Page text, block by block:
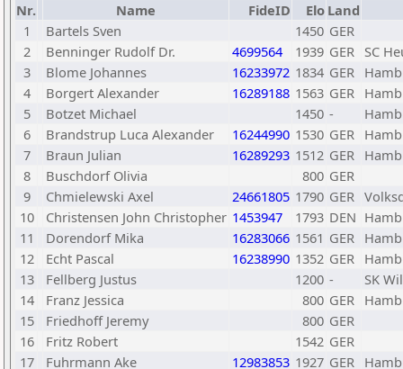
Nr. Name FideID Elo Land
1
Bartels Sven 1450 GER
2
Benninger Rudolf Dr. 4699564 1939 GER SC
3
Blome Johannes 16233972 1834 GER
4
Borgert Alexander 16289188 1563 GER
5
Botzet Michael 1450 -
6
Brandstrup Luca Alexander 16244990 1530 GER
7
Braun Julian 16289293 1512 GER
8
Buschdorf Olivia 800 GER
9
Chmielewski Axel 24661805 1790 GER
10
Christensen John Christopher 1453947 1793 DEN
11
Dorendorf Mika 16283066 1561 GER
12
Echt Pascal 16238990 1352 GER
13
Fellberg Justus 1200 -
SK
14
Franz Jessica 800 GER
15
Friedhoff Jeremy 800 GER
16
Fritz Robert 1542 GER
17
Fuhrmann Ake 12983853 1927 GER